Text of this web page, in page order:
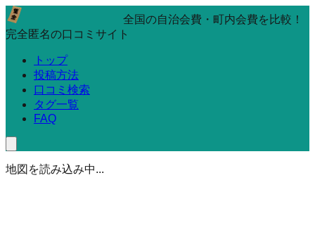
全国の自治会費・町内会費を比較！
完全匿名の口コミサイト
トップ
投稿方法
口コミ検索
タグ一覧
FAQ
地図を読み込み中...